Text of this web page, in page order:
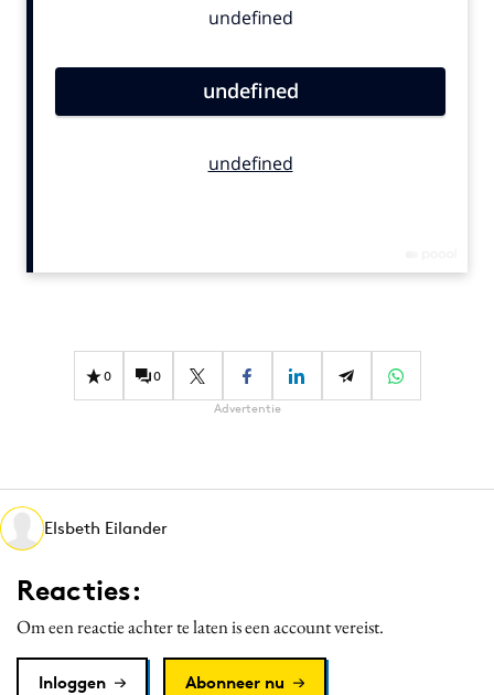
Contentmarketing
Effectiviteit
Gedragsverandering
Martech
Media
Merkstrategie
PR
Programmatic
Reputatie & crisis
0 0
Advertentie
Elsbeth Eilander
Reacties:
Om een reactie achter te laten is een account vereist.
Inloggen Abonneer nu